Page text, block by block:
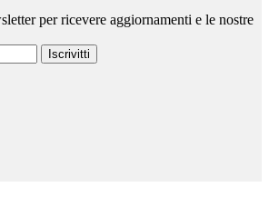
per ricevere aggiornamenti e le nostre
Iscrivitti